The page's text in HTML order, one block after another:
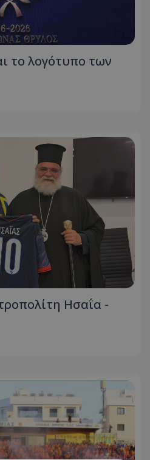
το λογότυπο των
Ησαΐα -